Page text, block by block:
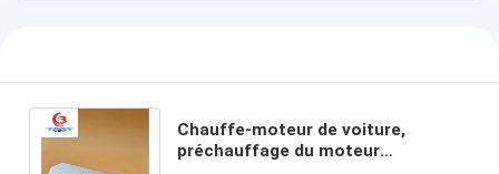
Chauffe-moteur de voiture,
préchauffage du moteur